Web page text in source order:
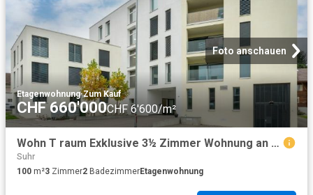
Foto anschauen
Etagenwohnung·Zum Kauf
CHF 660'000CHF 6'600/m²
Wohn T raum Exklusive 3½ Zimmer Wohnung an bester Lage in Oftringen!
Suhr
100 m²3 Zimmer2 BadezimmerEtagenwohnung